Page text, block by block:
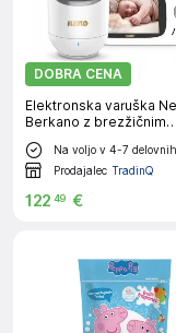
DOBRA CENA
Elektronska varuška
Berkano z brezžičnim
sprejemnikom
Na voljo v 4-7
Prodajalec TradinQ
122 49 €